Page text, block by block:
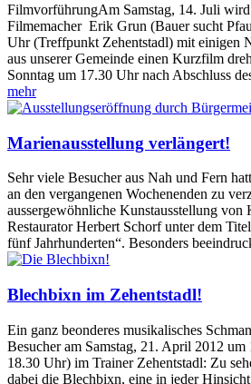
FilmvorführungAm Samstag, 14. Juli wird
Filmemacher Erik Grun (Bauer sucht
Uhr (Treffpunkt Zehentstadl) mit einigen
aus unserer Gemeinde einen Kurzfilm
Sonntag um 17.30 Uhr nach Abschluss
mehr
Marienausstellung verlängert!
Sehr viele Besucher aus Nah und Fern
an den vergangenen Wochenenden zu
aussergewöhnliche Kunstausstellung von
Restaurator Herbert Schorf unter dem
fünf Jahrhunderten“. Besonders
Blechbixn im Zehentstadl!
Ein ganz beonderes musikalisches
Besucher am Samstag, 21. April 2012
18.30 Uhr) im Trainer Zehentstadl: Zu
dabei die Blechbixn, eine in jeder